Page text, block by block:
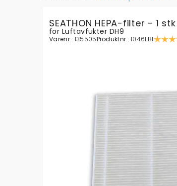
SEATHON HEPA-filter - 1 stk
for Luftavfukter DH9
Varenr.: 135505Produktnr.:10461.BI